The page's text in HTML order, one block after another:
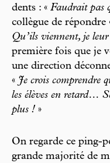
dents : « Faudrait pas
collègue de répondre
Qu’ils viennent, je
première fois que je
une direction
« Je crois comprendre
les élèves en retard…
plus ! »
On regarde ce ping-
grande majorité de